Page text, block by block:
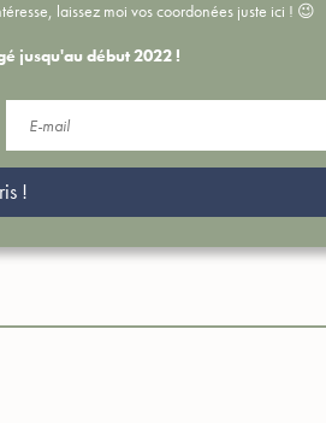
laissez moi vos coordonées juste ici ! 😉
jusqu'au début 2022 !
!